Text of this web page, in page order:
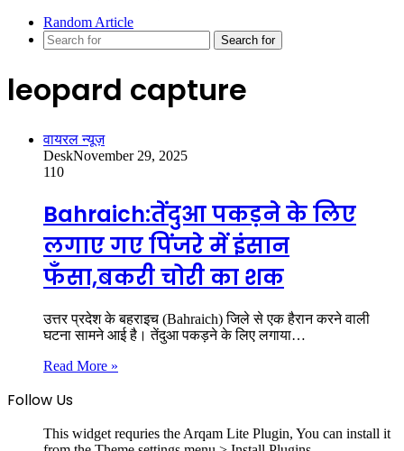
Random Article
Search for
leopard capture
वायरल न्यूज़
DeskNovember 29, 2025
110
Bahraich:तेंदुआ पकड़ने के लिए
लगाए गए पिंजरे में इंसान
फँसा,बकरी चोरी का शक
उत्तर प्रदेश के बहराइच (Bahraich) जिले से एक हैरान करने वाली
घटना सामने आई है। तेंदुआ पकड़ने के लिए लगाया…
Read More »
Follow Us
This widget requries the Arqam Lite Plugin, You can install it